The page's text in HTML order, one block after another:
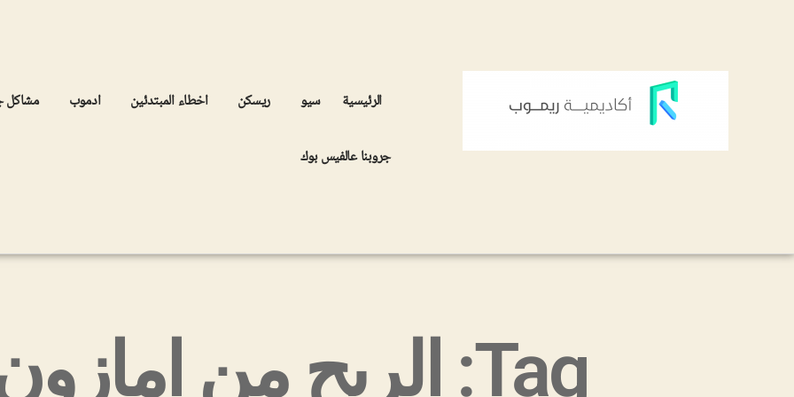
الرئيسية سيو ريسكن اخطاء المبتدئين ادموب مشاكل
جروبنا عالفيس بوك
Tag: الربح من امازون